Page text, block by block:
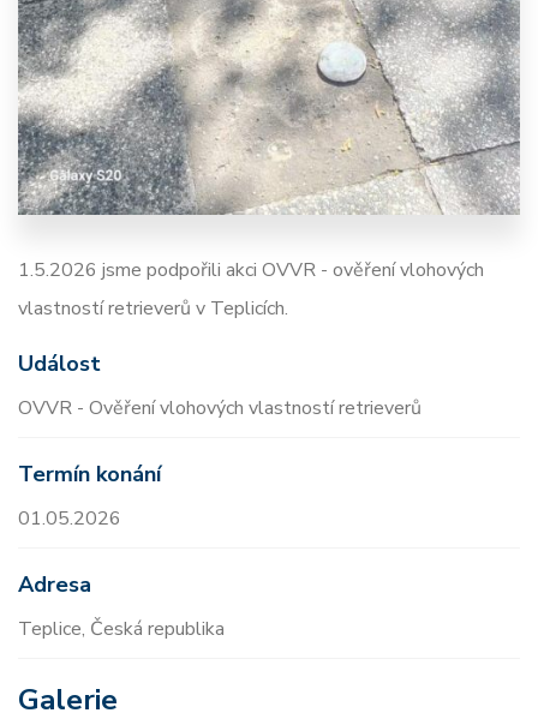
1.5.2026 jsme podpořili akci OVVR - ověření vlohových
vlastností retrieverů v Teplicích.
Událost
OVVR - Ověření vlohových vlastností retrieverů
Termín konání
01.05.2026
Adresa
Teplice, Česká republika
Galerie